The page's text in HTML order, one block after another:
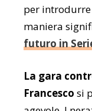
per
maniera
futuro in
La gara
Francesco si